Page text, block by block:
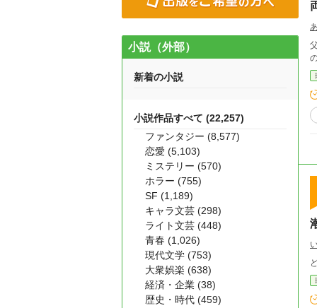
父
小説（外部）
新着の小説
小説作品すべて (22,257)
ファンタジー (8,577)
恋愛 (5,103)
ミステリー (570)
ホラー (755)
SF (1,189)
キャラ文芸 (298)
ライト文芸 (448)
青春 (1,026)
現代文学 (753)
大衆娯楽 (638)
経済・企業 (38)
歴史・時代 (459)